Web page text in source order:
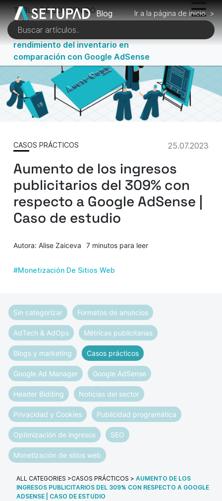
Blog Ir a la página de inicio >
CASOS PRÁCTICOS 25.07.2023
Aumento de los ingresos
publicitarios del 309% con
respecto a Google AdSense |
Caso de estudio
Autora: Alise Zaiceva 7 minutos para leer
#Monetización De Sitios Web
Sin categorizar Formatos de anuncios
AdTech & AdOps Métricas publicitarias
Blogs y marketing Casos prácticos
Google Ad Manager Google AdSense
Header Bidding Noticias del sector
Privacidad y Cookies Publicidad programática
Optimización de ingresos SEO
Monetización de sitios web
ALL CATEGORIES >CASOS PRÁCTICOS > AUMENTO DE LOS
INGRESOS PUBLICITARIOS DEL 309% CON RESPECTO A GOOGLE
ADSENSE | CASO DE ESTUDIO
TABLA DE CONTENIDO
2 of 4
El reto: Proporcionar un mayor
rendimiento del inventario en
comparación con Google AdSense